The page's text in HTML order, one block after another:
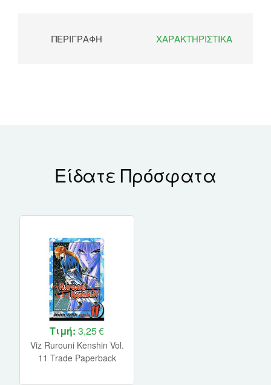
ΠΕΡΙΓΡΑΦΉ ΧΑΡΑΚΤΗΡΙΣΤΙΚΆ
Είδατε Πρόσφατα
Τιμή: 3,25 €
Viz Rurouni Kenshin Vol.
11 Trade Paperback